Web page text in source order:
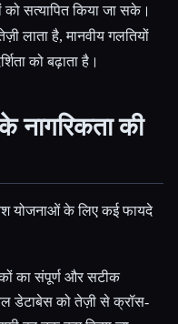
सत्यापित किया जा सके।
लाता है, मानवीय गलतियों
को बढ़ाता है।
की
योजनाओं के लिए कई फायदे
का संपूर्ण और सटीक
डेटाबेस को तेज़ी से क्रॉस-